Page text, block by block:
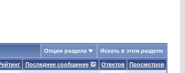
Опции раздела Искать в этом разделе
Последнее сообщение Ответов Просмотров